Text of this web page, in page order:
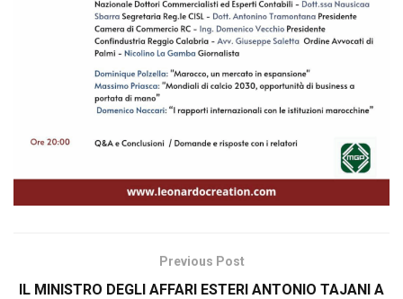
Previous Post
IL MINISTRO DEGLI AFFARI ESTERI ANTONIO TAJANI A